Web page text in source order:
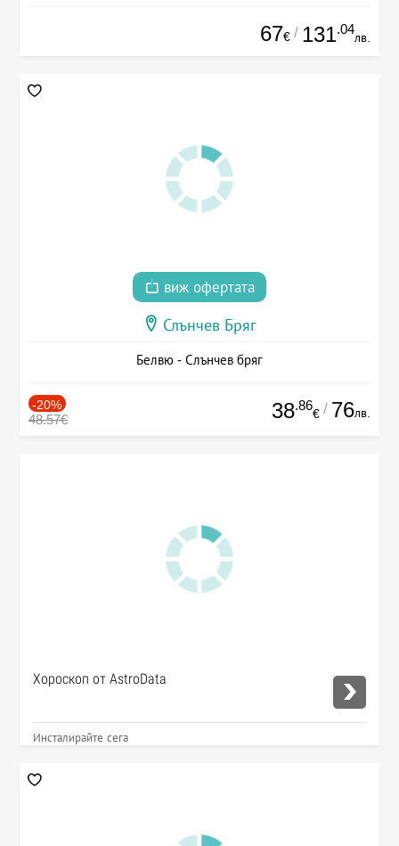
67€ / 131.04
лв.
виж офертата
Слънчев Бряг
Белвю - Слънчев бряг
-20%
48.57€ 38.86
€ / 76лв.
Хороскоп от AstroData
Инсталирайте сега